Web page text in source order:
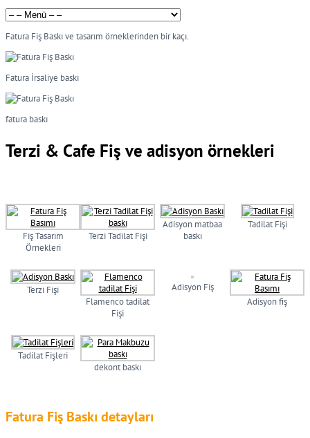
Fatura Fiş Baskı ve tasarım örneklerinden bir kaçı.
Fatura İrsaliye baskı
fatura baskı
Terzi & Cafe Fiş ve adisyon örnekleri
Fiş Tasarım
Örnekleri
Terzi Tadilat Fişi
Adisyon matbaa
baskı
Tadilat Fişi
Terzi Fişi
Flamenco tadilat
Fişi
Adisyon Fiş
Adisyon fiş
Tadilat Fişleri
dekont baskı
Fatura Fiş Baskı detayları